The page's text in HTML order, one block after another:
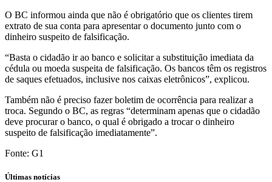
O BC informou ainda que não é obrigatório que os clientes tirem
extrato de sua conta para apresentar o documento junto com o
dinheiro suspeito de falsificação.
“Basta o cidadão ir ao banco e solicitar a substituição imediata da
cédula ou moeda suspeita de falsificação. Os bancos têm os registros
de saques efetuados, inclusive nos caixas eletrônicos”, explicou.
Também não é preciso fazer boletim de ocorrência para realizar a
troca. Segundo o BC, as regras “determinam apenas que o cidadão
deve procurar o banco, o qual é obrigado a trocar o dinheiro
suspeito de falsificação imediatamente”.
Fonte: G1
Últimas notícias